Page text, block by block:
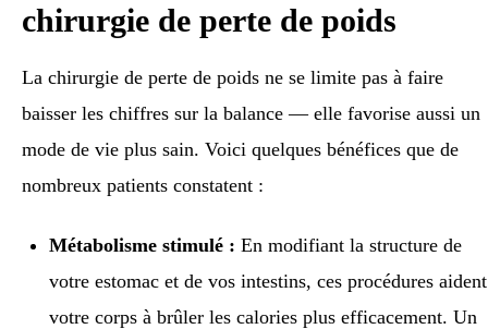
chirurgie de perte de poids
La chirurgie de perte de poids ne se limite pas à faire
baisser les chiffres sur la balance — elle favorise aussi un
mode de vie plus sain. Voici quelques bénéfices que de
nombreux patients constatent :
Métabolisme stimulé :En modifiant la structure de
votre estomac et de vos intestins, ces procédures aident
votre corps à brûler les calories plus efficacement. Un